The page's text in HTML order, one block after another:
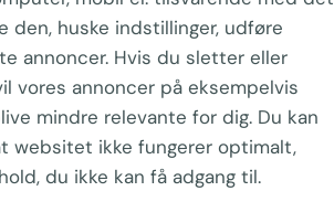
den, huske indstillinger, udføre
annoncer. Hvis du sletter eller
vores annoncer på eksempelvis
mindre relevante for dig. Du kan
websitet ikke fungerer optimalt,
du ikke kan få adgang til.